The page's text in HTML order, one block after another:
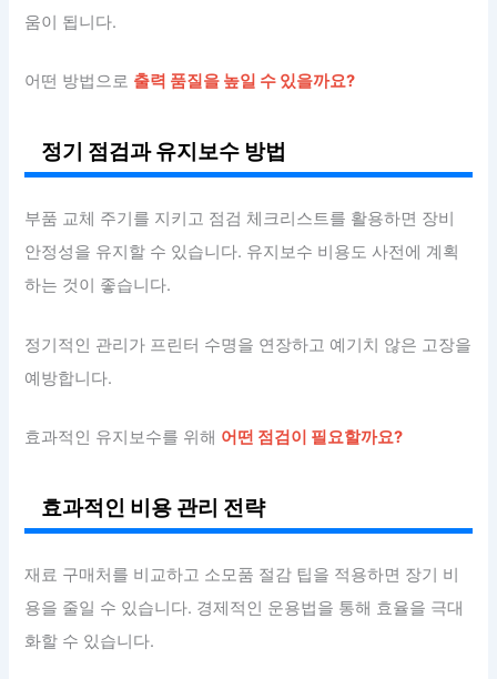
움이 됩니다.
어떤 방법으로 출력 품질을 높일 수 있을까요?
정기 점검과 유지보수 방법
부품 교체 주기를 지키고 점검 체크리스트를 활용하면 장비
안정성을 유지할 수 있습니다. 유지보수 비용도 사전에 계획
하는 것이 좋습니다.
정기적인 관리가 프린터 수명을 연장하고 예기치 않은 고장을
예방합니다.
효과적인 유지보수를 위해 어떤 점검이 필요할까요?
효과적인 비용 관리 전략
재료 구매처를 비교하고 소모품 절감 팁을 적용하면 장기 비
용을 줄일 수 있습니다. 경제적인 운용법을 통해 효율을 극대
화할 수 있습니다.